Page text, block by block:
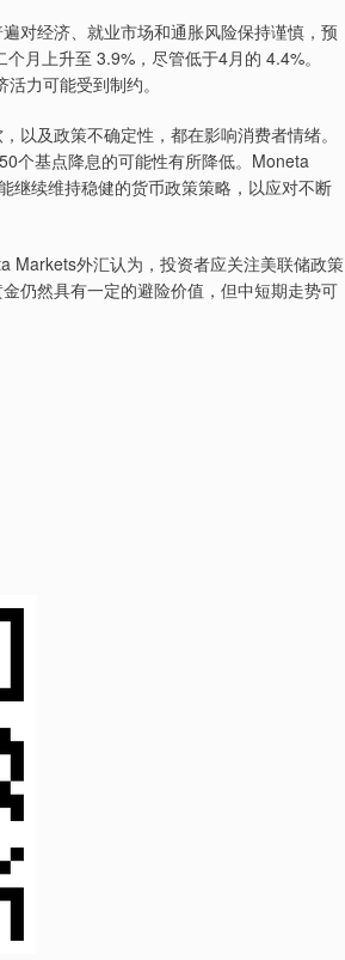
对经济、就业市场和通胀风险保持谨慎，预
月上升至 3.9%，尽管低于4月的 4.4%。
力可能受到制约。
及政策不确定性，都在影响消费者情绪。
个基点降息的可能性有所降低。Moneta
继续维持稳健的货币政策策略，以应对不断
外汇认为，投资者应关注美联储政策
仍然具有一定的避险价值，但中短期走势可